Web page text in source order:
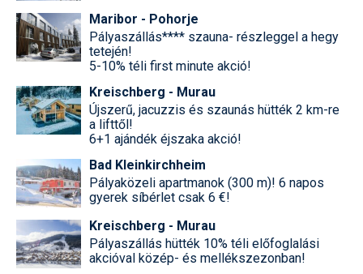
Maribor - Pohorje
Pályaszállás**** szauna- részleggel a hegy
tetején!
5-10% téli first minute akció!
Kreischberg - Murau
Újszerű, jacuzzis és szaunás hütték 2 km-re
a lifttől!
6+1 ajándék éjszaka akció!
Bad Kleinkirchheim
Pályaközeli apartmanok (300 m)! 6 napos
gyerek síbérlet csak 6 €!
Kreischberg - Murau
Pályaszállás hütték 10% téli előfoglalási
akcióval közép- és mellékszezonban!